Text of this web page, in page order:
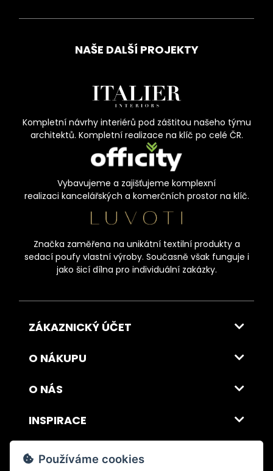
NAŠE DALŠÍ PROJEKTY
Kompletní návrhy interiérů pod záštitou našeho týmu
architektů. Kompletní realizace na klíč po celé ČR.
Vybavujeme a zajišťujeme komplexní
realizaci kancelářských a komerčních prostor na klíč.
Značka zaměřena na unikátní textilní produkty a
sedací poufy vlastní výroby. Současně však funguje i
jako šicí dílna pro individuální zakázky.
ZÁKAZNICKÝ ÚČET
O NÁKUPU
O NÁS
INSPIRACE
DOPRAVA A PLATBA
Používáme cookies